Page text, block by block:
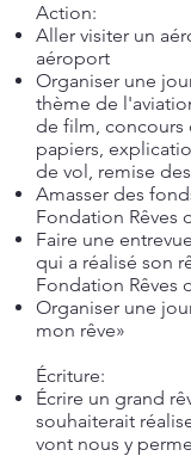
Action:
Aller visiter un
aéroport
Organiser une
thème de
de film, concours
papiers,
de vol, remise
Amasser des
Fondation Rêves
Faire une
qui a réalisé son
Fondation Rêves
Organiser une
mon rêve»
Écriture:
Écrire un grand
souhaiterait
vont nous y